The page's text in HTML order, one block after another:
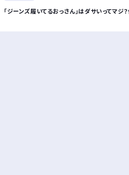
「ジーンズ履いてるおっさん」はダサいってマ